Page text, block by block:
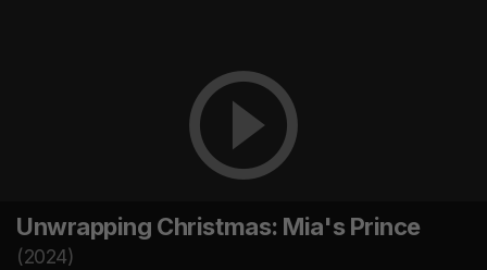
Unwrapping Christmas: Mia's Prince
(2024)